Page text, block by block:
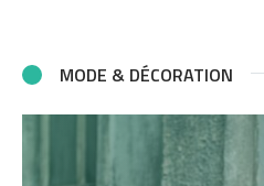
MODE & DÉCORATION